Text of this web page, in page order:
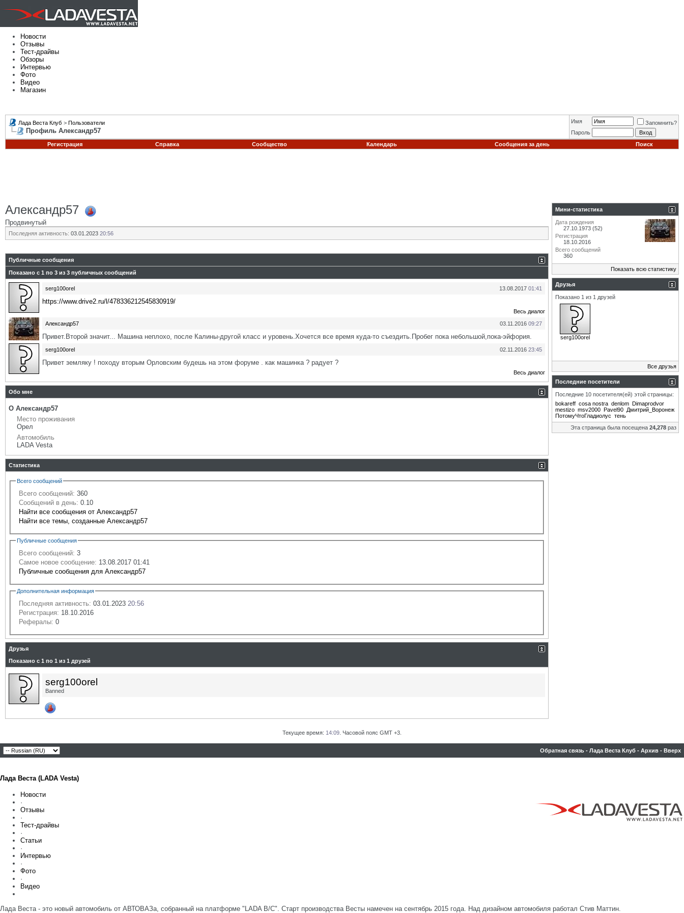
Новости
Отзывы
Тест-драйвы
Обзоры
Интервью
Фото
Видео
Магазин
Лада Веста Клуб > Пользователи
Профиль Александр57
Имя
Запомнить?
Пароль
Регистрация
Справка Сообщество Календарь Сообщения за день Поиск
Александр57
Продвинутый
Последняя активность: 03.01.2023 20:56
Публичные сообщения
Показано с 1 по 3 из 3 публичных сообщений
13.08.2017 01:41
serg100orel
https://www.drive2.ru/l/478336212545830919/
Весь диалог
03.11.2016 09:27
Александр57
Привет.Второй значит... Машина неплохо, после Калины-другой класс и уровень.Хочется все время куда-то съездить.Пробег пока небольшой,пока-эйфория.
02.11.2016 23:45
serg100orel
Привет земляку ! походу вторым Орловским будешь на этом форуме . как машинка ? радует ?
Весь диалог
Обо мне
О Александр57
Место проживания
Орел
Автомобиль
LADA Vesta
Статистика
Всего сообщений
Всего сообщений: 360
Сообщений в день: 0.10
Найти все сообщения от Александр57
Найти все темы, созданные Александр57
Публичные сообщения
Всего сообщений: 3
Самое новое сообщение: 13.08.2017 01:41
Публичные сообщения для Александр57
Дополнительная информация
Последняя активность: 03.01.2023 20:56
Регистрация: 18.10.2016
Рефералы: 0
Друзья
Показано с 1 по 1 из 1 друзей
serg100orel
Banned
Мини-статистика
Дата рождения
27.10.1973 (52)
Регистрация
18.10.2016
Всего сообщений
360
Показать всю статистику
Друзья
Показано 1 из 1 друзей
serg100orel
Все друзья
Последние посетители
Последние 10 посетителя(ей) этой страницы:
bokareff cosa nostra denlom Dimaprodvor
mestizo msv2000 Pavel90 Дмитрий_Воронеж
ПотомуЧтоГладиолус тень
Эта страница была посещена 24,278 раз
Текущее время: 14:09 . Часовой пояс GMT +3.
Обратная связь - Лада Веста Клуб - Архив - Вверх
Лада Веста (LADA Vesta)
Новости
·
Отзывы
·
Тест-драйвы
·
Статьи
·
Интервью
·
Фото
·
Видео
Лада Веста - это новый автомобиль от АВТОВАЗа, собранный на платформе "LADA B/C". Старт производства Весты намечен на сентябрь 2015 года. Над дизайном автомобиля работал Стив Маттин.